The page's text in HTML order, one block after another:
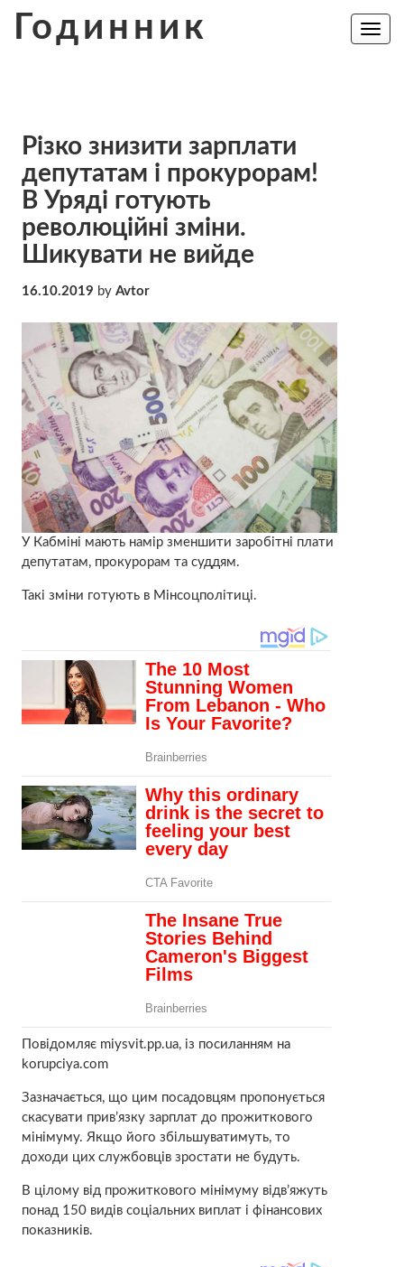
Годинник
Toggle
Різко знизити зарплати
депутатам і прокурорам!
В Уряді готують
революційні зміни.
Шикувати не вийде
16.10.2019 by Avtor
У Кабміні мають намір зменшити заробітні плати
депутатам, прокурорам та суддям.
Такі зміни готують в Мінсоцполітиці.
Повідомляє miysvit.pp.ua, із посиланням на
korupciya.com
Зазначається, що цим посадовцям пропонується
скасувати прив’язку зарплат до прожиткового
мінімуму. Якщо його збільшуватимуть, то
доходи цих службовців зростати не будуть.
В цілому від прожиткового мінімуму відв’яжуть
понад 150 видів соціальних виплат і фінансових
показників.